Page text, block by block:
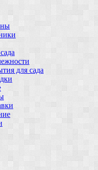
для сада